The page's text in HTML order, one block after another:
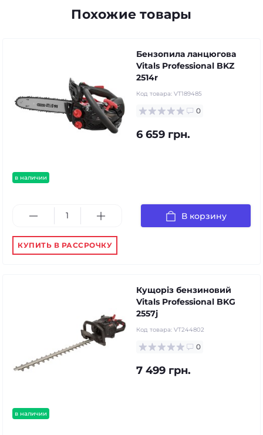
Похожие товары
в наличии
Бензопила ланцюгова
Vitals Professional BKZ
2514r
Код товара: VT189485
0
6 659 грн.
В корзину
КУПИТЬ В РАССРОЧКУ
в наличии
Кущоріз бензиновий
Vitals Professional BKG
2557j
Код товара: VT244802
0
7 499 грн.